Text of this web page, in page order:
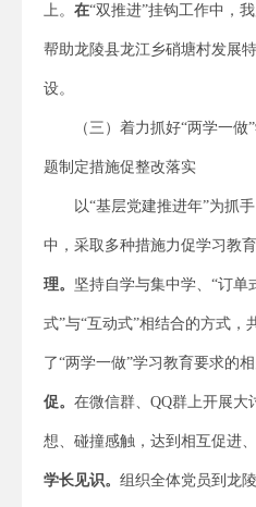
上。 在“双推进”挂钩工作中，
帮助龙陵县龙江乡硝塘村发展
设。
（三）着力抓好“两学一
题制定措施促整改落实
以“基层党建推进年”为抓
中，采取多种措施力促学习教育
理。 坚持自学与集中学、“订单
式”与“互动式”相结合的方式，
了“两学一做”学习教育要求的相
促。 在微信群、QQ群上开展大
想、碰撞感触，达到相互促进
学长见识。 组织全体党员到龙